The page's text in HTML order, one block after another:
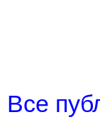
Все